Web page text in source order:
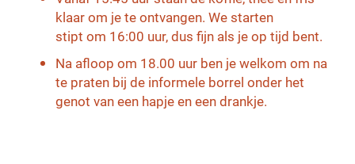
klaar om je te ontvangen. We starten
stipt om 16:00 uur, dus fijn als je op tijd bent.
Na afloop om 18.00 uur ben je welkom om na
te praten bij de informele borrel onder het
genot van een hapje en een drankje.